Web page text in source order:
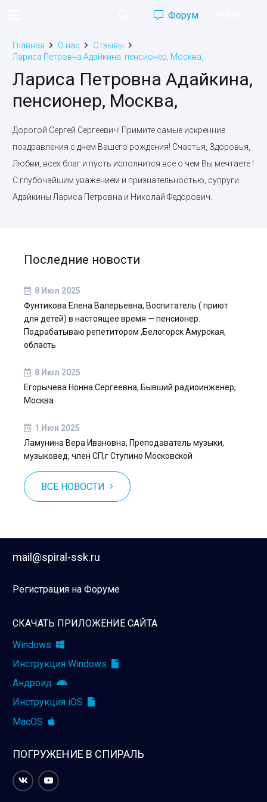
Форум
Главная О нас
Отзывы
Лариса Петровна Адайкина, пенсионер, Москва,
Лариса Петровна Адайкина,
пенсионер, Москва,
Дорогой Сергей Сергеевич! Примите самые искренние
поздравления с днем Вашего рождения! Счастья, Здоровья,
Любви, всех благ и пусть исполнится все о чем Вы мечтаете !
С глубочайшим уважением и признательностью, супруги
Адайкины Лариса Петровна и Николай Федорович.
Последние новости
8 Июл 2025
Фунтикова Елена Валерьевна, Воспитатель ( приют
для детей) в настоящее время — пенсионер.
Подрабатываю репетитором ,Белогорск Амурская,
область
8 Июл 2025
Егорычева Нонна Сергеевна, Бывший радиоинженер,
Москва
1 Июн 2025
Ламунина Вера Ивановна, Преподаватель музыки,
музыковед, член СП,г Ступино Московской
ВСЕ НОВОСТИ
mail@spiral-ssk.ru
Регистрация на Форуме
СКАЧАТЬ ПРИЛОЖЕНИЕ САЙТА
Windows
Инструкция Windows
Андроид
Инструкция iOS
MacOS
ПОГРУЖЕНИЕ В СПИРАЛЬ